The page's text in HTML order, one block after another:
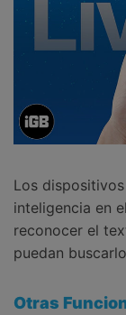
Los
inteligencia en
reconocer el
puedan
Otras